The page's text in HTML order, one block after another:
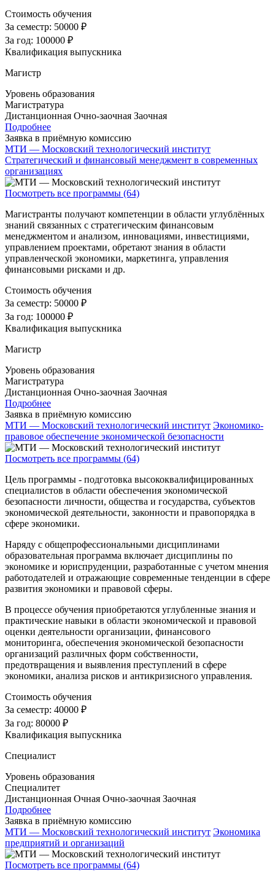
Стоимость обучения
За семестр: 50000 ₽
За год: 100000 ₽
Квалификация выпускника
Магистр
Уровень образования
Магистратура
Дистанционная Очно-заочная Заочная
Подробнее
Заявка в приёмную комиссию
МТИ — Московский технологический институт
Стратегический и финансовый менеджмент в современных
организациях
Посмотреть все программы (64)
Магистранты получают компетенции в области углублённых
знаний связанных с стратегическим финансовым
менеджментом и анализом, инновациями, инвестициями,
управлением проектами, обретают знания в области
управленческой экономики, маркетинга, управления
финансовыми рисками и др.
Стоимость обучения
За семестр: 50000 ₽
За год: 100000 ₽
Квалификация выпускника
Магистр
Уровень образования
Магистратура
Дистанционная Очно-заочная Заочная
Подробнее
Заявка в приёмную комиссию
МТИ — Московский технологический институт Экономико-
правовое обеспечение экономической безопасности
Посмотреть все программы (64)
Цель программы - подготовка высококвалифицированных
специалистов в области обеспечения экономической
безопасности личности, общества и государства, субъектов
экономической деятельности, законности и правопорядка в
сфере экономики.
Наряду с общепрофессиональными дисциплинами
образовательная программа включает дисциплины по
экономике и юриспруденции, разработанные с учетом мнения
работодателей и отражающие современные тенденции в сфере
развития экономики и правовой сферы.
В процессе обучения приобретаются углубленные знания и
практические навыки в области экономической и правовой
оценки деятельности организации, финансового
мониторинга, обеспечения экономической безопасности
организаций различных форм собственности,
предотвращения и выявления преступлений в сфере
экономики, анализа рисков и антикризисного управления.
Стоимость обучения
За семестр: 40000 ₽
За год: 80000 ₽
Квалификация выпускника
Специалист
Уровень образования
Специалитет
Дистанционная Очная Очно-заочная Заочная
Подробнее
Заявка в приёмную комиссию
МТИ — Московский технологический институт Экономика
предприятий и организаций
Посмотреть все программы (64)